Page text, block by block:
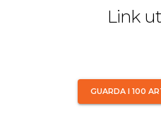
Link
GUARDA I 100